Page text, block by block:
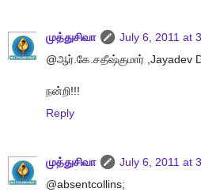
முத்துசிவா
July 6, 2011 at
@ஆர்.கே.சதீஷ்குமார் ,Jayadev
நன்றி!!!
Reply
முத்துசிவா
July 6, 2011 at
@absentcollins;